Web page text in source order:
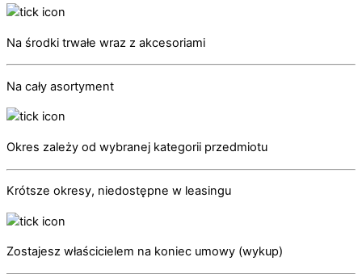
Na środki trwałe wraz z akcesoriami
Na cały asortyment
Okres zależy od wybranej kategorii przedmiotu
Krótsze okresy, niedostępne w leasingu
Zostajesz właścicielem na koniec umowy (wykup)